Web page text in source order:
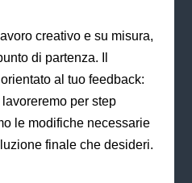
creativo e su misura,
di partenza. Il
al tuo feedback:
per step
le modifiche necessarie
finale che desideri.